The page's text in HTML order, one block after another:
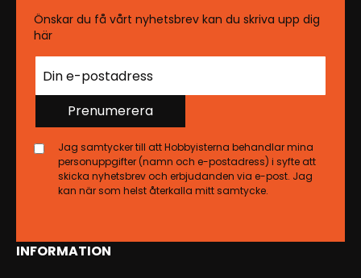
INFORMATION
Önskar du få vårt nyhetsbrev kan du skriva upp dig
här
Prenumerera
Jag samtycker till att Hobbyisterna behandlar mina
personuppgifter (namn och e-postadress) i syfte att
skicka nyhetsbrev och erbjudanden via e-post. Jag
kan när som helst återkalla mitt samtycke.